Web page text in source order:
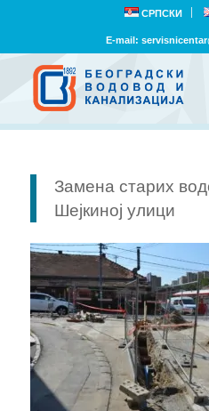
СРПСКИ
E-mail:
Замена старих
Шејкиној улици